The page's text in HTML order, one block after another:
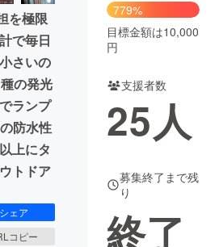
域活性化
Good
CAMPFIRE Creation
と納税machi-ya コミュニティ
を極限
で毎日
さいの
の発光
ランプ
防水性
上にタ
トドア
シェア
コピー
779%
目標金額は10,000
円
支援者数
25人
募集終了まで残
り
終了